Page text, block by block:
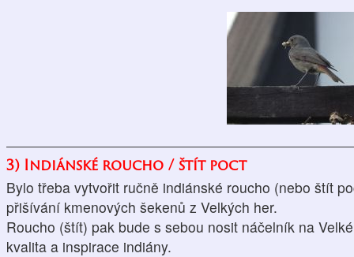
3) Indiánské roucho / štít poct
Bylo třeba vytvořit ručně indiánské roucho (nebo štít
přišívání kmenových šekenů z Velkých her.
Roucho (štít) pak bude s sebou nosit náčelník na
kvalita a inspirace indiány.